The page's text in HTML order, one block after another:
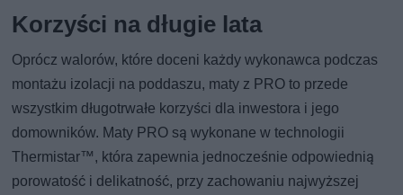
Korzyści na długie lata
Oprócz walorów, które doceni każdy wykonawca podczas
montażu izolacji na poddaszu, maty z PRO to przede
wszystkim długotrwałe korzyści dla inwestora i jego
domowników. Maty PRO są wykonane w technologii
Thermistar™, która zapewnia jednocześnie odpowiednią
porowatość i delikatność, przy zachowaniu najwyższej